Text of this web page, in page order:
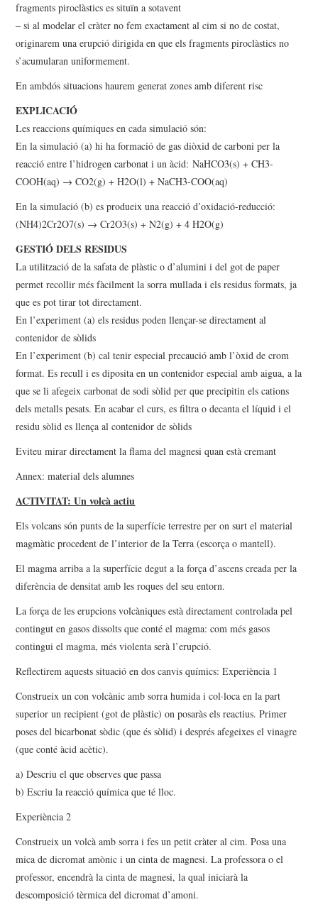
fragments piroclàstics es situïn a sotavent
– si al modelar el cràter no fem exactament al cim si no de costat,
originarem una erupció dirigida en que els fragments piroclàstics no
s’acumularan uniformement.
En ambdós situacions haurem generat zones amb diferent risc
EXPLICACIÓ
Les reaccions químiques en cada simulació són:
En la simulació (a) hi ha formació de gas diòxid de carboni per la
reacció entre l’hidrogen carbonat i un àcid: NaHCO3(s) + CH3-
COOH(aq) → CO2(g) + H2O(l) + NaCH3-COO(aq)
En la simulació (b) es produeix una reacció d’oxidació-reducció:
(NH4)2Cr2O7(s) → Cr2O3(s) + N2(g) + 4 H2O(g)
GESTIÓ DELS RESIDUS
La utilització de la safata de plàstic o d’alumini i del got de paper
permet recollir més fàcilment la sorra mullada i els residus formats, ja
que es pot tirar tot directament.
En l’experiment (a) els residus poden llençar-se directament al
contenidor de sòlids
En l’experiment (b) cal tenir especial precaució amb l’òxid de crom
format. Es recull i es diposita en un contenidor especial amb aigua, a la
que se li afegeix carbonat de sodi sòlid per que precipitin els cations
dels metalls pesats. En acabar el curs, es filtra o decanta el líquid i el
residu sòlid es llença al contenidor de sòlids
Eviteu mirar directament la flama del magnesi quan està cremant
Annex: material dels alumnes
ACTIVITAT: Un volcà actiu
Els volcans són punts de la superfície terrestre per on surt el material
magmàtic procedent de l’interior de la Terra (escorça o mantell).
El magma arriba a la superfície degut a la força d’ascens creada per la
diferència de densitat amb les roques del seu entorn.
La força de les erupcions volcàniques està directament controlada pel
contingut en gasos dissolts que conté el magma: com més gasos
contingui el magma, més violenta serà l’erupció.
Reflectirem aquests situació en dos canvis químics: Experiència 1
Construeix un con volcànic amb sorra humida i col·loca en la part
superior un recipient (got de plàstic) on posaràs els reactius. Primer
poses del bicarbonat sòdic (que és sòlid) i després afegeixes el vinagre
(que conté àcid acètic).
a) Descriu el que observes que passa
b) Escriu la reacció química que té lloc.
Experiència 2
Construeix un volcà amb sorra i fes un petit cràter al cim. Posa una
mica de dicromat amònic i un cinta de magnesi. La professora o el
professor, encendrà la cinta de magnesi, la qual iniciarà la
descomposició tèrmica del dicromat d’amoni.